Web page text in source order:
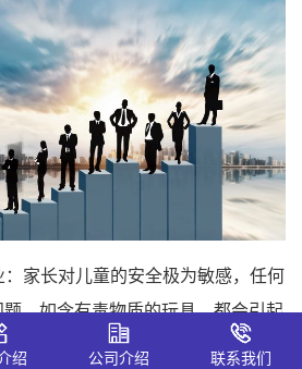
家长对儿童的安全极为敏感，任何
，如含有毒物质的玩具，都会引起
绍 公司介绍 联系我们